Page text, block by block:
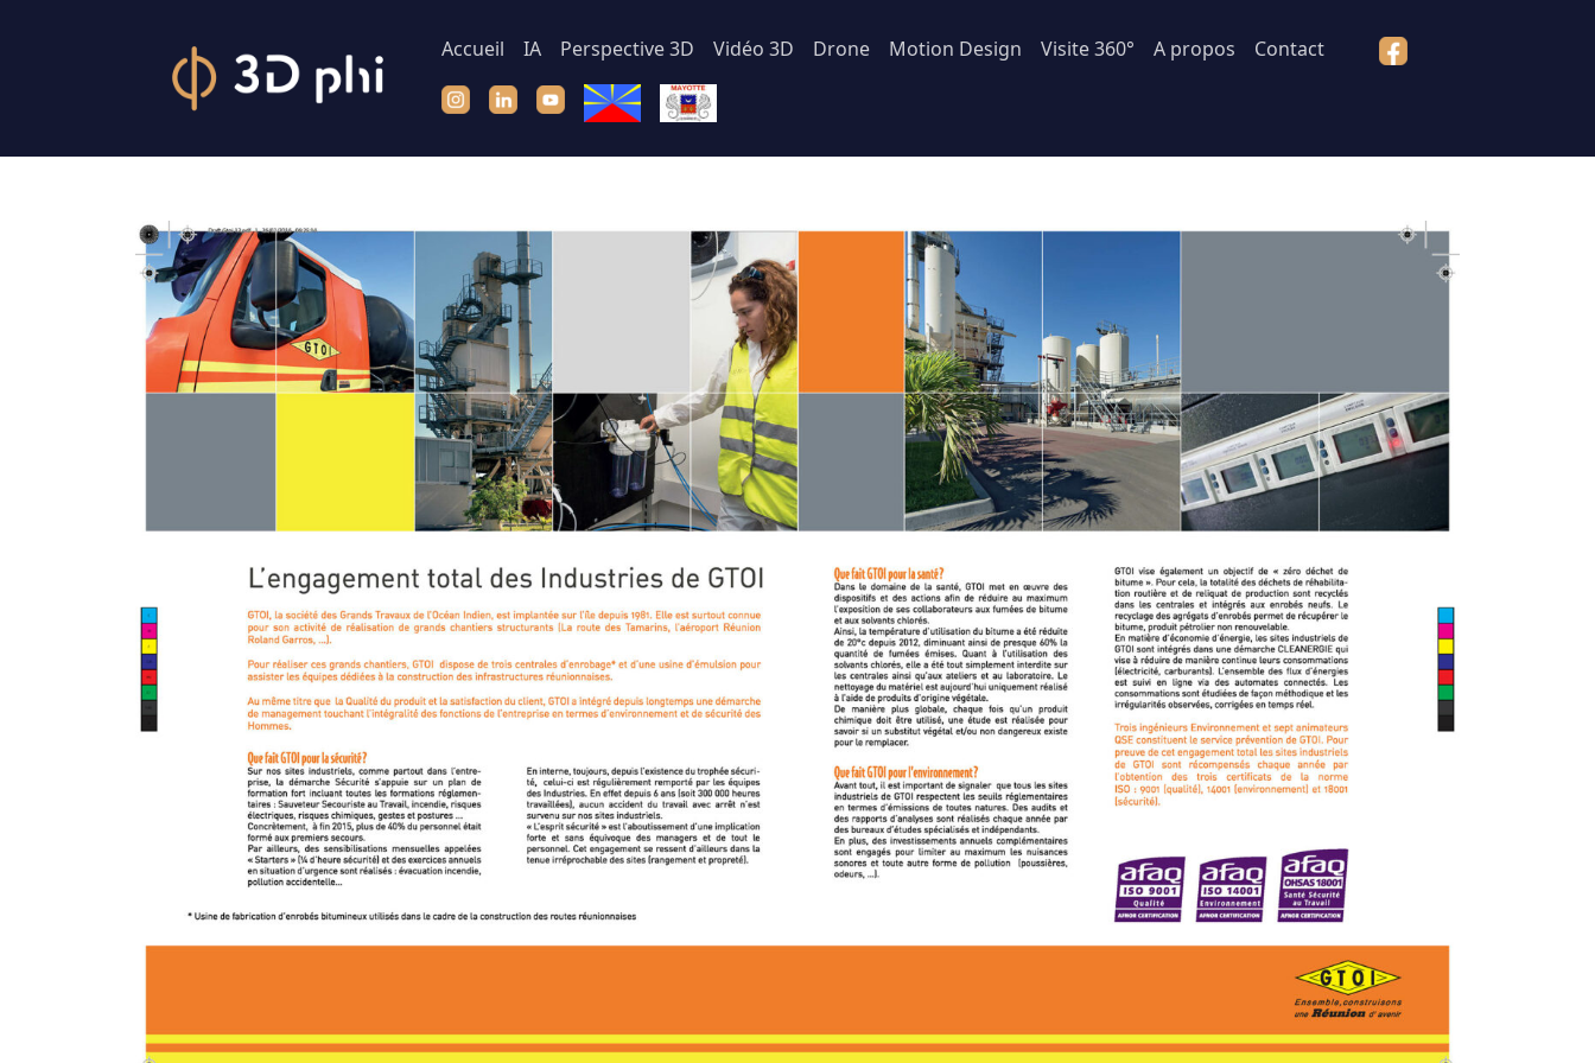
Accueil IA Perspective 3D Vidéo 3D Drone Motion Design Visite 360° A propos Contact